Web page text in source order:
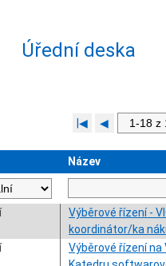
Úřední deska
|◀ ◀
Název
Výběrové řízení -
koordinátor/ka
Výběrové řízení